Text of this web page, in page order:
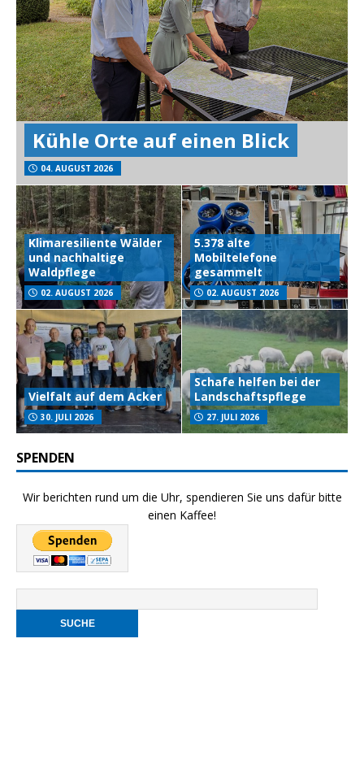
Kühle Orte auf einen Blick
04. AUGUST 2026
Klimaresiliente Wälder
und nachhaltige
Waldpflege
02. AUGUST 2026
5.378 alte
Mobiltelefone
gesammelt
02. AUGUST 2026
Vielfalt auf dem Acker
30. JULI 2026
Schafe helfen bei der
Landschaftspflege
27. JULI 2026
SPENDEN
Wir berichten rund um die Uhr, spendieren Sie uns dafür bitte
einen Kaffee!